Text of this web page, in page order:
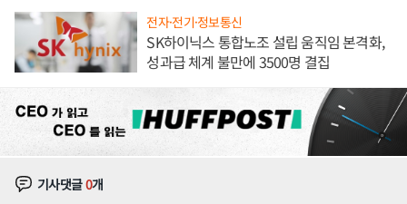
전자·전기·정보통신
SK하이닉스 통합노조 설립 움직임 본격화,
성과급 체계 불만에 3500명 결집
기사댓글0개